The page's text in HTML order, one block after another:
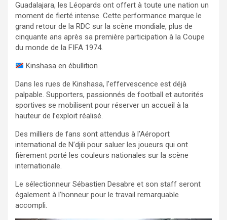
Guadalajara, les Léopards ont offert à toute une nation un
moment de fierté intense. Cette performance marque le
grand retour de la RDC sur la scène mondiale, plus de
cinquante ans après sa première participation à la Coupe
du monde de la FIFA 1974.
Kinshasa en ébullition
Dans les rues de Kinshasa, l’effervescence est déjà
palpable. Supporters, passionnés de football et autorités
sportives se mobilisent pour réserver un accueil à la
hauteur de l’exploit réalisé.
Des milliers de fans sont attendus à l’Aéroport
international de N’djili pour saluer les joueurs qui ont
fièrement porté les couleurs nationales sur la scène
internationale.
Le sélectionneur Sébastien Desabre et son staff seront
également à l’honneur pour le travail remarquable
accompli.